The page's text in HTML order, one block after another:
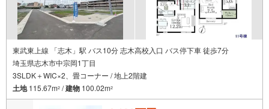
東武東上線 「志木」駅 バス10分 志木高校入口 バス停下車 徒歩7分
埼玉県志木市中宗岡1丁目
3SLDK＋WIC×2、畳コーナー / 地上2階建
土地115.67m2 /建物 100.02m2